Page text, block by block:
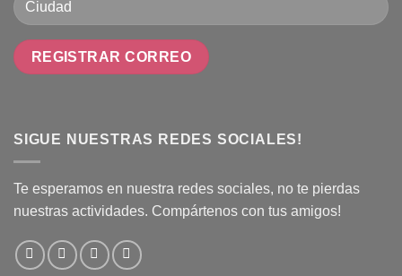
SIGUE NUESTRAS REDES SOCIALES!
Te esperamos en nuestra redes sociales, no te pierdas
nuestras actividades. Compártenos con tus amigos!